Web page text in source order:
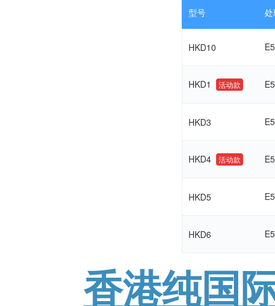
型号
HKD10
HKD1 活动款
HKD3
HKD4 活动款
HKD5
HKD6
香港纯国